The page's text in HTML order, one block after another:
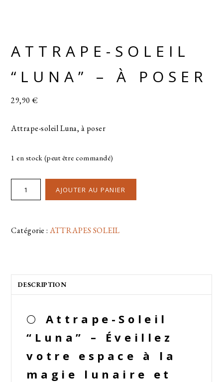
ATTRAPE-SOLEIL
“LUNA” – À POSER
29,90€
Attrape-soleil Luna, à poser
1 en stock (peut être commandé)
AJOUTER AU PANIER
Catégorie :ATTRAPES SOLEIL
DESCRIPTION
🌕 Attrape-Soleil
“Luna” – Éveillez
votre espace à la
magie lunaire et